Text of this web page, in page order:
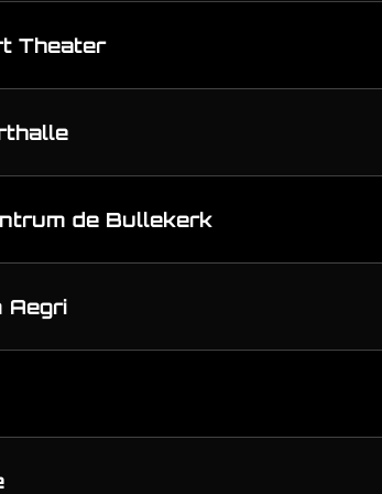
Theater
de Bullekerk
Aegri